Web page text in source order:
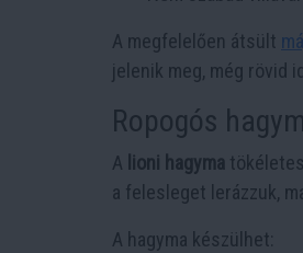
A megfelelően átsült
jelenik meg, még rövid
Ropogós
A lioni hagyma
a felesleget lerázzuk,
A hagyma készülhet: